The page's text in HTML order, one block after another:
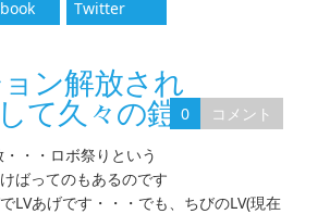
Twitter
ン解放され
て久々の鎧合成
0
コメント
・・ロボ祭りという
ばってのもあるのです
LVあげです・・・でも、ちびのLV(現在